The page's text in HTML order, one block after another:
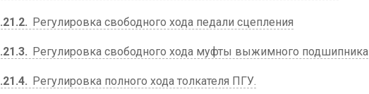
Регулировка свободного хода педали сцепления
Регулировка свободного хода муфты выжимного подшипника
Регулировка полного хода толкателя ПГУ.